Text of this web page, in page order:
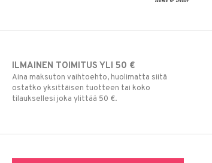
ILMAINEN TOIMITUS YLI 50 €
Aina maksuton vaihtoehto, huolimatta siitä
ostatko yksittäisen tuotteen tai koko
tilauksellesi joka ylittää 50 €.